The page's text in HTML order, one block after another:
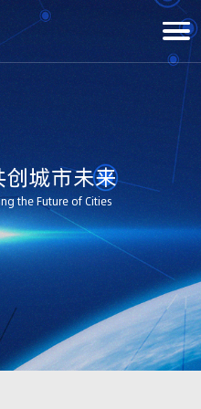
城市未来
the Future of Cities